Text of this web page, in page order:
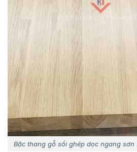
Bậc thang gỗ sồi ghép dọc ngang sơn